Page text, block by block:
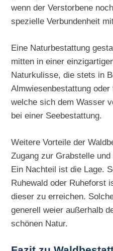
wenn der Verstorbene
spezielle Verbundenheit
Eine Naturbestattung
mitten in einer
Naturkulisse, die stets in
Almwiesenbestattung
welche sich dem Wasser
bei einer Seebestattung.
Weitere Vorteile der
Zugang zur Grabstelle
Ein Nachteil ist die Lage.
Ruhewald oder Ruheforst
dieser zu erreichen.
generell weier außerhalb
schönen Natur.